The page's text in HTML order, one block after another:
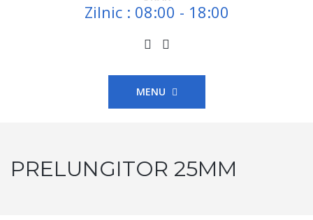
Zilnic : 08:00 - 18:00
MENU
PRELUNGITOR 25MM